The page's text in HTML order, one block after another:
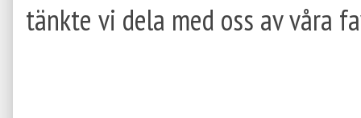
tänkte vi dela med oss av våra